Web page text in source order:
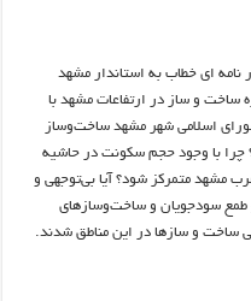
ای خطاب به استاندار مشهد
ساخت و ساز در ارتفاعات مشهد با
اسلامی شهر مشهد ساخت‌و‌ساز
نیست؟ چرا با وجود حجم سکونت در حاشیه
مشهد متمرکز شود؟ آیا بی‌توجهی و
طمع سودجویان و ساخت‌و‌سازهای
ساخت و سازها در این مناطق شدند.